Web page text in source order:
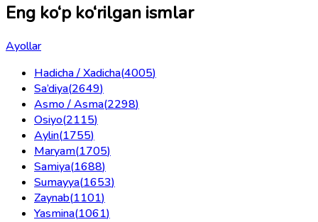
Eng ko‘p ko‘rilgan ismlar
Ayollar
Hadicha / Xadicha(4005)
Sa’diya(2649)
Asmo / Asma(2298)
Osiyo(2115)
Aylin(1755)
Maryam(1705)
Samiya(1688)
Sumayya(1653)
Zaynab(1101)
Yasmina(1061)